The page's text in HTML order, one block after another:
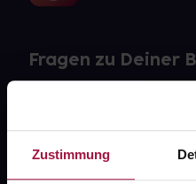
Zustimmung
Fragen zu Deiner